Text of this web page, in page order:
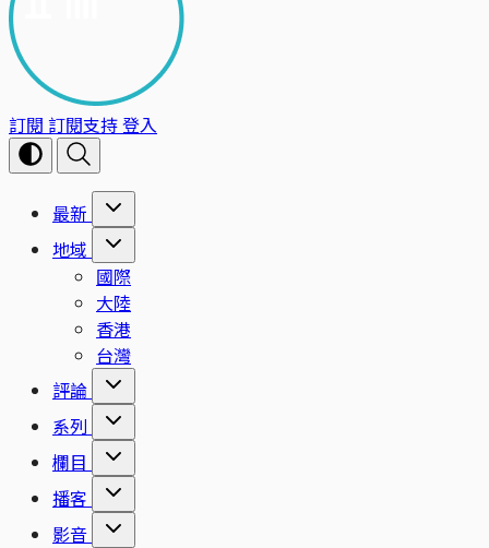
訂閱 訂閱支持登入
最新
地域
國際
大陸
香港
台灣
評論
系列
欄目
播客
影音